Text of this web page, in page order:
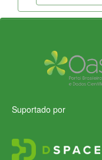
Suportado por